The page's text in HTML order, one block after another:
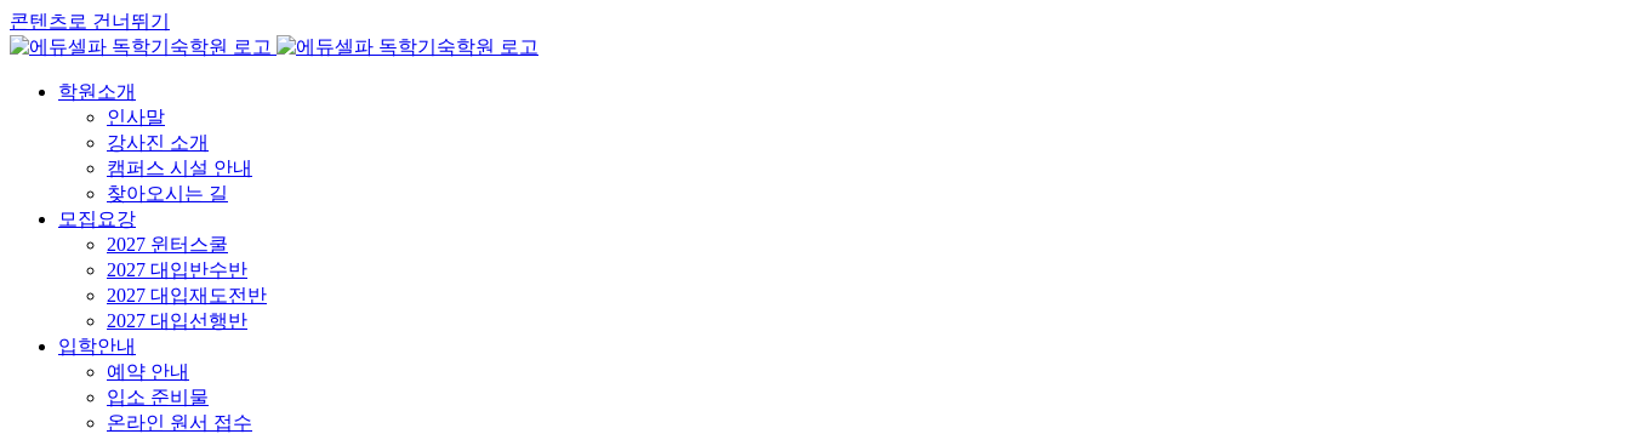
콘텐츠로 건너뛰기
학원소개
인사말
강사진 소개
캠퍼스 시설 안내
찾아오시는 길
모집요강
2027 윈터스쿨
2027 대입반수반
2027 대입재도전반
2027 대입선행반
입학안내
예약 안내
입소 준비물
온라인 원서 접수